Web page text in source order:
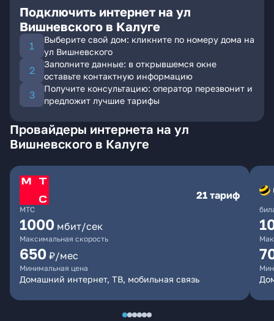
Подключить интернет на ул
Вишневского в Калуге
Выберите свой дом: кликните по номеру дома на
ул Вишневского
Заполните данные: в открывшемся окне
оставьте контактную информацию
Получите консультацию: оператор перезвонит и
предложит лучшие тарифы
Провайдеры интернета на ул
Вишневского в Калуге
МТС
21 тариф
1000 мбит/сек
Максимальная скорость
650 ₽/мес
Минимальная цена
Домашний интернет, ТВ, мобильная связь